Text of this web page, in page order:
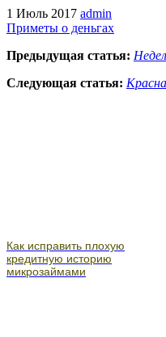
1 Июль 2017 admin
Приметы о деньгах
Предыдущая статья:
Следующая статья:
Как исправить плохую
кредитную историю
микрозаймами